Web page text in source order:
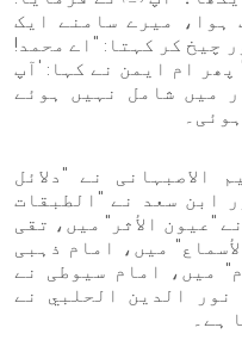
میرے سامنے ایک
چیخ کر کہتا: "اے محمد!
ام ایمن نے کہا: 'آپ
میں شامل نہیں ہوئے
الاصبہانی نے "دلائل
ابن سعد نے "الطبقات
"عيون الأثر" میں، تقی
میں، امام ذہبی
میں، امام سیوطی نے
نور الدین الحلبي نے
ہے۔